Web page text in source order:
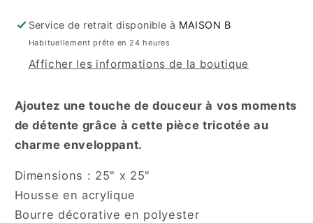
Service de retrait disponible à MAISON B
Habituellement prête en 24 heures
Afficher les informations de la boutique
Ajoutez une touche de douceur à vos moments
de détente grâce à cette pièce tricotée au
charme enveloppant.
Dimensions : 25" x 25"
Housse en acrylique
Bourre décorative en polyester